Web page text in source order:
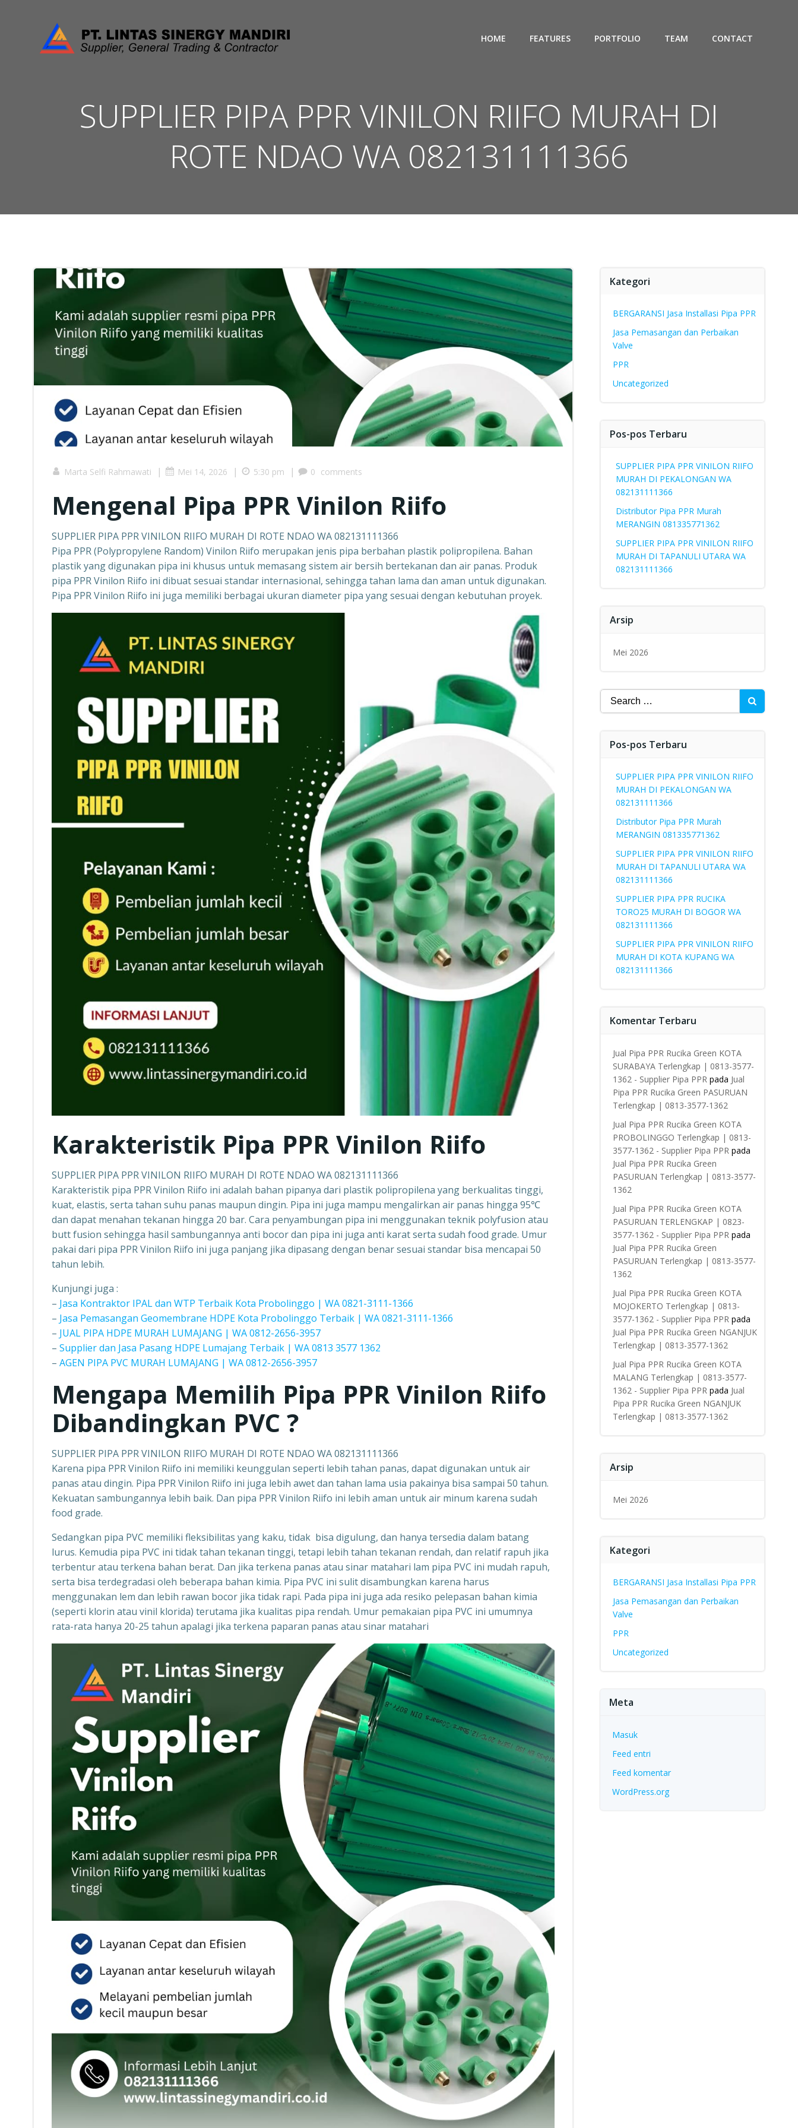
HOME FEATURES PORTFOLIO TEAM CONTACT
SUPPLIER PIPA PPR VINILON RIIFO MURAH DI
ROTE NDAO WA 082131111366
Marta Selfi Rahmawati | Mei 14, 2026 | 5:30 pm | 0 comments
Mengenal Pipa PPR Vinilon Riifo
SUPPLIER PIPA PPR VINILON RIIFO MURAH DI ROTE NDAO WA 082131111366
Pipa PPR (Polypropylene Random) Vinilon Riifo merupakan jenis pipa berbahan plastik polipropilena. Bahan
plastik yang digunakan pipa ini khusus untuk memasang sistem air bersih bertekanan dan air panas. Produk
pipa PPR Vinilon Riifo ini dibuat sesuai standar internasional, sehingga tahan lama dan aman untuk digunakan.
Pipa PPR Vinilon Riifo ini juga memiliki berbagai ukuran diameter pipa yang sesuai dengan kebutuhan proyek.
Karakteristik Pipa PPR Vinilon Riifo
SUPPLIER PIPA PPR VINILON RIIFO MURAH DI ROTE NDAO WA 082131111366
Karakteristik pipa PPR Vinilon Riifo ini adalah bahan pipanya dari plastik polipropilena yang berkualitas tinggi,
kuat, elastis, serta tahan suhu panas maupun dingin. Pipa ini juga mampu mengalirkan air panas hingga 95℃
dan dapat menahan tekanan hingga 20 bar. Cara penyambungan pipa ini menggunakan teknik polyfusion atau
butt fusion sehingga hasil sambungannya anti bocor dan pipa ini juga anti karat serta sudah food grade. Umur
pakai dari pipa PPR Vinilon Riifo ini juga panjang jika dipasang dengan benar sesuai standar bisa mencapai 50
tahun lebih.
Kunjungi juga :
– Jasa Kontraktor IPAL dan WTP Terbaik Kota Probolinggo | WA 0821-3111-1366
– Jasa Pemasangan Geomembrane HDPE Kota Probolinggo Terbaik | WA 0821-3111-1366
– JUAL PIPA HDPE MURAH LUMAJANG | WA 0812-2656-3957
– Supplier dan Jasa Pasang HDPE Lumajang Terbaik | WA 0813 3577 1362
– AGEN PIPA PVC MURAH LUMAJANG | WA 0812-2656-3957
Mengapa Memilih Pipa PPRVinilon Riifo
Dibandingkan PVC ?
SUPPLIER PIPA PPR VINILON RIIFO MURAH DI ROTE NDAO WA 082131111366
Karena pipa PPR Vinilon Riifo ini memiliki keunggulan seperti lebih tahan panas, dapat digunakan untuk air
panas atau dingin. Pipa PPR Vinilon Riifo ini juga lebih awet dan tahan lama usia pakainya bisa sampai 50 tahun.
Kekuatan sambungannya lebih baik. Dan pipa PPR Vinilon Riifo ini lebih aman untuk air minum karena sudah
food grade.
Sedangkan pipa PVC memiliki fleksibilitas yang kaku, tidak bisa digulung, dan hanya tersedia dalam batang
lurus. Kemudia pipa PVC ini tidak tahan tekanan tinggi, tetapi lebih tahan tekanan rendah, dan relatif rapuh jika
terbentur atau terkena bahan berat. Dan jika terkena panas atau sinar matahari lam pipa PVC ini mudah rapuh,
serta bisa terdegradasi oleh beberapa bahan kimia. Pipa PVC ini sulit disambungkan karena harus
menggunakan lem dan lebih rawan bocor jika tidak rapi. Pada pipa ini juga ada resiko pelepasan bahan kimia
(seperti klorin atau vinil klorida) terutama jika kualitas pipa rendah. Umur pemakaian pipa PVC ini umumnya
rata-rata hanya 20-25 tahun apalagi jika terkena paparan panas atau sinar matahari
Kategori
BERGARANSI Jasa Installasi Pipa PPR
Jasa Pemasangan dan Perbaikan
Valve
PPR
Uncategorized
Pos-pos Terbaru
SUPPLIER PIPA PPR VINILON RIIFO
MURAH DI PEKALONGAN WA
082131111366
Distributor Pipa PPR Murah
MERANGIN 081335771362
SUPPLIER PIPA PPR VINILON RIIFO
MURAH DI TAPANULI UTARA WA
082131111366
Arsip
Mei 2026
Search
for:
Pos-pos Terbaru
SUPPLIER PIPA PPR VINILON RIIFO
MURAH DI PEKALONGAN WA
082131111366
Distributor Pipa PPR Murah
MERANGIN 081335771362
SUPPLIER PIPA PPR VINILON RIIFO
MURAH DI TAPANULI UTARA WA
082131111366
SUPPLIER PIPA PPR RUCIKA
TORO25 MURAH DI BOGOR WA
082131111366
SUPPLIER PIPA PPR VINILON RIIFO
MURAH DI KOTA KUPANG WA
082131111366
Komentar Terbaru
Jual Pipa PPR Rucika Green KOTA
SURABAYA Terlengkap | 0813-3577-
1362 - Supplier Pipa PPRpada Jual
Pipa PPR Rucika Green PASURUAN
Terlengkap | 0813-3577-1362
Jual Pipa PPR Rucika Green KOTA
PROBOLINGGO Terlengkap | 0813-
3577-1362 - Supplier Pipa PPRpada
Jual Pipa PPR Rucika Green
PASURUAN Terlengkap | 0813-3577-
1362
Jual Pipa PPR Rucika Green KOTA
PASURUAN TERLENGKAP | 0823-
3577-1362 - Supplier Pipa PPRpada
Jual Pipa PPR Rucika Green
PASURUAN Terlengkap | 0813-3577-
1362
Jual Pipa PPR Rucika Green KOTA
MOJOKERTO Terlengkap | 0813-
3577-1362 - Supplier Pipa PPRpada
Jual Pipa PPR Rucika Green NGANJUK
Terlengkap | 0813-3577-1362
Jual Pipa PPR Rucika Green KOTA
MALANG Terlengkap | 0813-3577-
1362 - Supplier Pipa PPRpada Jual
Pipa PPR Rucika Green NGANJUK
Terlengkap | 0813-3577-1362
Arsip
Mei 2026
Kategori
BERGARANSI Jasa Installasi Pipa PPR
Jasa Pemasangan dan Perbaikan
Valve
PPR
Uncategorized
Meta
Masuk
Feed entri
Feed komentar
WordPress.org